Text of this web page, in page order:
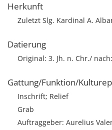
Herkunft
Zuletzt Slg. Kardinal A.
Datierung
Original: 3. Jh. n. Chr./
Gattung/Funktion/
Inschrift; Relief
Grab
Auftraggeber: Aurelius